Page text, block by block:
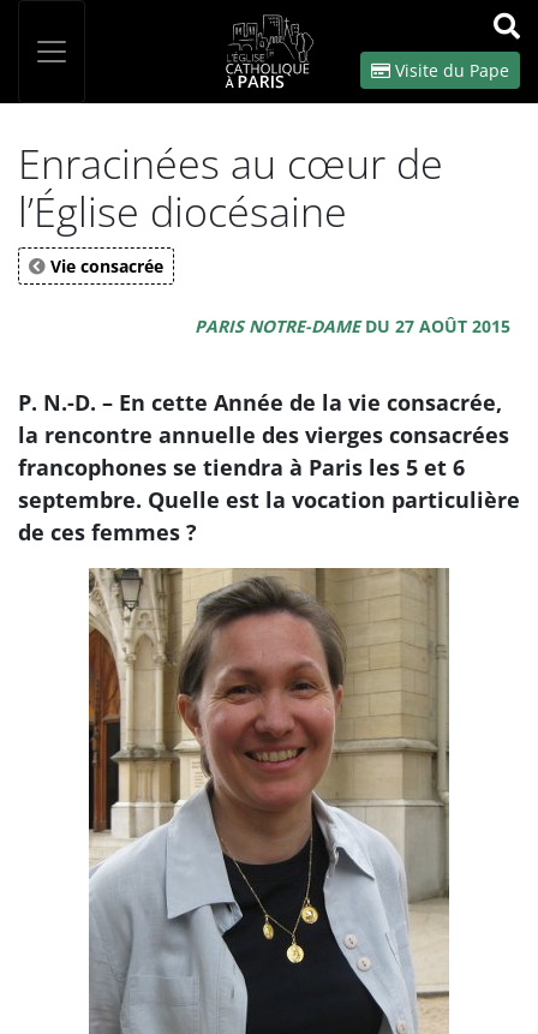
OK
Visite du Pape
Enracinées au cœur de
l’Église diocésaine
Vie consacrée
PARIS NOTRE-DAMEDU 27 AOÛT 2015
P. N.-D. – En cette Année de la vie consacrée,
la rencontre annuelle des vierges consacrées
francophones se tiendra à Paris les 5 et 6
septembre. Quelle est la vocation particulière
de ces femmes ?
Panneau de gestion des cookies